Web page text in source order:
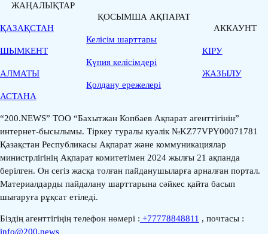
ЖАҢАЛЫҚТАР
ҚАЗАҚСТАН
ШЫМКЕНТ
АЛМАТЫ
АСТАНА
ҚОСЫМША АҚПАРАТ
Келісім шарттары
Қүпия келісімдері
Қолдану ережелері
АККАУНТ
КІРУ
ЖАЗЫЛУ
“200.NEWS” ТОО “Бахытжан Копбаев Ақпарат агенттігінін”
интернет-бысылымы. Тіркеу туралы куәлік №KZ77VPY00071781
Қазақстан Республикасы Ақпарат және коммуникациялар
министрлігінің Ақпарат комитетімен 2024 жылғы 21 ақпанда
берілген. Он сегіз жасқа толған пайданушыларға арналған портал.
Материалдарды пайдалану шарттарына сәйкес қайта басып
шығаруға рұқсат етіледі.
Біздің агенттігіңің телефон нөмері : +77778848811 , почтасы :
info@200.news